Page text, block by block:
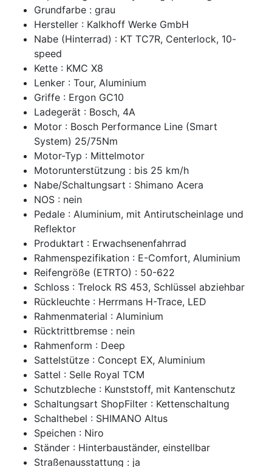
Grundfarbe : grau
Hersteller : Kalkhoff Werke GmbH
Nabe (Hinterrad) : KT TC7R, Centerlock, 10-
speed
Kette : KMC X8
Lenker : Tour, Aluminium
Griffe : Ergon GC10
Ladegerät : Bosch, 4A
Motor : Bosch Performance Line (Smart
System) 25/75Nm
Motor-Typ : Mittelmotor
Motorunterstützung : bis 25 km/h
Nabe/Schaltungsart : Shimano Acera
NOS : nein
Pedale : Aluminium, mit Antirutscheinlage und
Reflektor
Produktart : Erwachsenenfahrrad
Rahmenspezifikation : E-Comfort, Aluminium
Reifengröße (ETRTO) : 50-622
Schloss : Trelock RS 453, Schlüssel abziehbar
Rückleuchte : Herrmans H-Trace, LED
Rahmenmaterial : Aluminium
Rücktrittbremse : nein
Rahmenform : Deep
Sattelstütze : Concept EX, Aluminium
Sattel : Selle Royal TCM
Schutzbleche : Kunststoff, mit Kantenschutz
Schaltungsart ShopFilter : Kettenschaltung
Schalthebel : SHIMANO Altus
Speichen : Niro
Ständer : Hinterbauständer, einstellbar
Straßenausstattung : ja